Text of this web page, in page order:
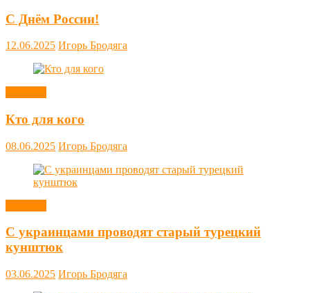
С Днём России!
12.06.2025 Игорь Бродяга
Кто для кого
08.06.2025 Игорь Бродяга
С украинцами проводят старый турецкий
кунштюк
03.06.2025 Игорь Бродяга